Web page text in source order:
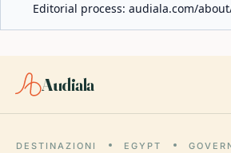
Editorial process: audiala.com/
Audiala
DESTINAZIONI EGYPT